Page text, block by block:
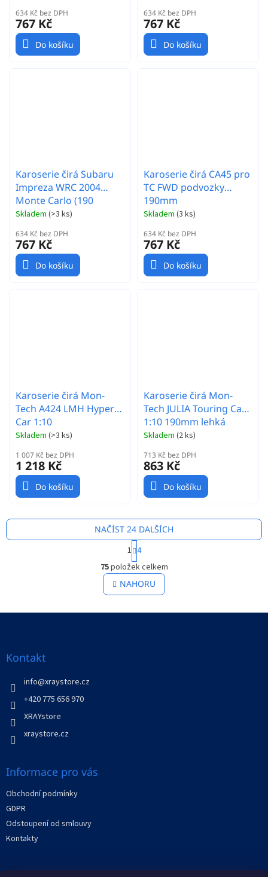
634 Kč bez DPH
767 Kč
Do košíku
634 Kč bez DPH
767 Kč
Do košíku
Karoserie čirá Subaru
Impreza WRC 2004
Monte Carlo (190
mm/rozvor 255 mm)
Skladem (>3 ks)
634 Kč bez DPH
767 Kč
Do košíku
Karoserie čirá CA45 pro
TC FWD podvozky
190mm
Skladem (3 ks)
634 Kč bez DPH
767 Kč
Do košíku
Karoserie čirá Mon-
Tech A424 LMH Hyper
Car 1:10
Skladem (>3 ks)
1 007 Kč bez DPH
1 218 Kč
Do košíku
Karoserie čirá Mon-
Tech JULIA Touring Car
1:10 190mm lehká
Skladem (2 ks)
713 Kč bez DPH
863 Kč
Do košíku
O
v
l
á
NAČÍST 24 DALŠÍCH
S
t
r
á
n
k
v
1 4
75položek celkem
NAHORU
Z
Kontakt
info@xraystore.cz
+420 775 656 970
XRAYstore
xraystore.cz
Informace pro vás
Obchodní podmínky
GDPR
Odstoupení od smlouvy
Kontakty